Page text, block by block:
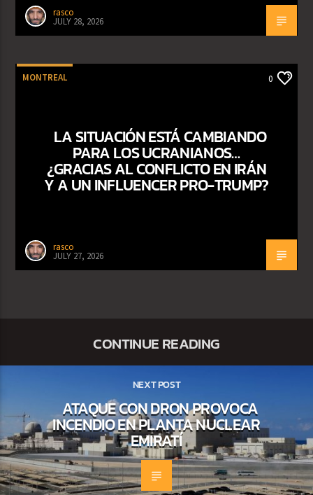
rasco
JULY 28, 2026
MONTREAL 0
LA SITUACIÓN ESTÁ CAMBIANDO
PARA LOS UCRANIANOS…
¿GRACIAS AL CONFLICTO EN IRÁN
Y A UN INFLUENCER PRO-TRUMP?
rasco
JULY 27, 2026
CONTINUE READING
NEXT POST
ATAQUE CON DRON PROVOCA
INCENDIO EN PLANTA NUCLEAR
EMIRATÍ